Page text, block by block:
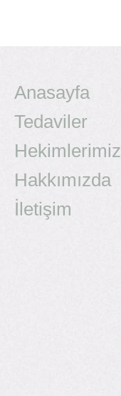
Anasayfa
Tedaviler
Hekimlerimiz
Hakkımızda
İletişim